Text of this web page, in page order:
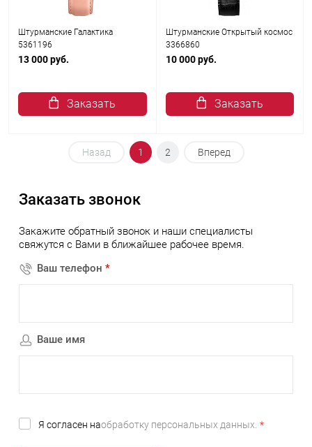
Штурманские Галактика
5361196
13 000 руб.
Заказать
Штурманские Открытый космос
3366860
10 000 руб.
Заказать
Назад 1 2 Вперед
Заказать звонок
Закажите обратный звонок и наши специалисты
свяжутся с Вами в ближайшее рабочее время.
Ваш телефон *
Ваше имя
Я согласен наобработку персональных данных. *